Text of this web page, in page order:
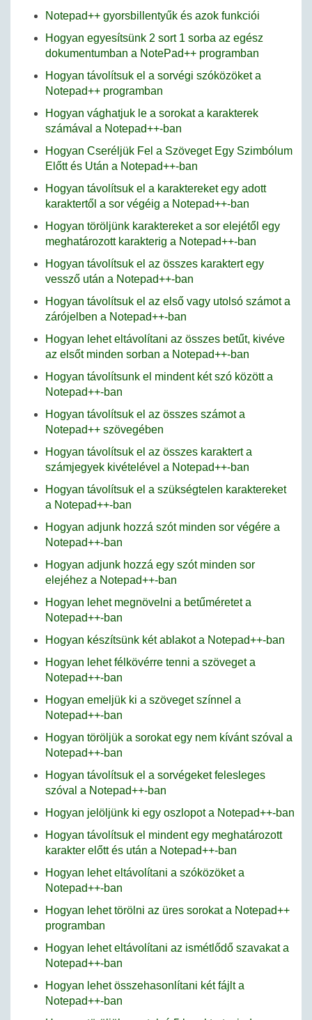
Notepad++ gyorsbillentyűk és azok funkciói
Hogyan egyesítsünk 2 sort 1 sorba az egész
dokumentumban a NotePad++ programban
Hogyan távolítsuk el a sorvégi szóközöket a
Notepad++ programban
Hogyan vághatjuk le a sorokat a karakterek
számával a Notepad++-ban
Hogyan Cseréljük Fel a Szöveget Egy Szimbólum
Előtt és Után a Notepad++-ban
Hogyan távolítsuk el a karaktereket egy adott
karaktertől a sor végéig a Notepad++-ban
Hogyan töröljünk karaktereket a sor elejétől egy
meghatározott karakterig a Notepad++-ban
Hogyan távolítsuk el az összes karaktert egy
vessző után a Notepad++-ban
Hogyan távolítsuk el az első vagy utolsó számot a
zárójelben a Notepad++-ban
Hogyan lehet eltávolítani az összes betűt, kivéve
az elsőt minden sorban a Notepad++-ban
Hogyan távolítsunk el mindent két szó között a
Notepad++-ban
Hogyan távolítsuk el az összes számot a
Notepad++ szövegében
Hogyan távolítsuk el az összes karaktert a
számjegyek kivételével a Notepad++-ban
Hogyan távolítsuk el a szükségtelen karaktereket
a Notepad++-ban
Hogyan adjunk hozzá szót minden sor végére a
Notepad++-ban
Hogyan adjunk hozzá egy szót minden sor
elejéhez a Notepad++-ban
Hogyan lehet megnövelni a betűméretet a
Notepad++-ban
Hogyan készítsünk két ablakot a Notepad++-ban
Hogyan lehet félkövérre tenni a szöveget a
Notepad++-ban
Hogyan emeljük ki a szöveget színnel a
Notepad++-ban
Hogyan töröljük a sorokat egy nem kívánt szóval a
Notepad++-ban
Hogyan távolítsuk el a sorvégeket felesleges
szóval a Notepad++-ban
Hogyan jelöljünk ki egy oszlopot a Notepad++-ban
Hogyan távolítsuk el mindent egy meghatározott
karakter előtt és után a Notepad++-ban
Hogyan lehet eltávolítani a szóközöket a
Notepad++-ban
Hogyan lehet törölni az üres sorokat a Notepad++
programban
Hogyan lehet eltávolítani az ismétlődő szavakat a
Notepad++-ban
Hogyan lehet összehasonlítani két fájlt a
Notepad++-ban